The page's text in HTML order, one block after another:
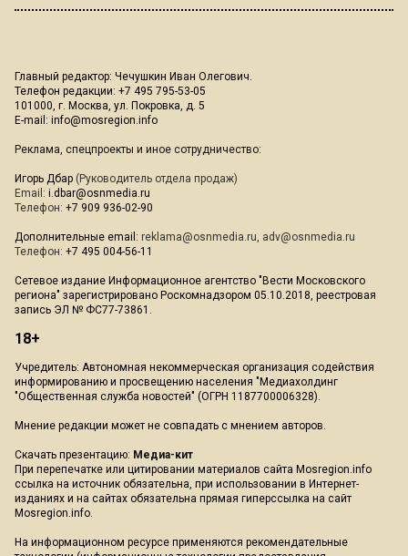
Главный редактор: Чечушкин Иван Олегович.
Телефон редакции: +7 495 795-53-05
101000, г. Москва, ул. Покровка, д. 5
E-mail: info@mosregion.info
Реклама, спецпроекты и иное сотрудничество:
Игорь Дбар (Руководитель отдела продаж)
Email: i.dbar@osnmedia.ru
Телефон: +7 909 936-02-90
Дополнительные email: reklama@osnmedia.ru, adv@osnmedia.ru
Телефон: +7 495 004-56-11
Сетевое издание Информационное агентство "Вести Московского
региона" зарегистрировано Роскомнадзором 05.10.2018, реестровая
запись ЭЛ № ФС77-73861.
18+
Учредитель: Автономная некоммерческая организация содействия
информированию и просвещению населения "Медиахолдинг
"Общественная служба новостей" (ОГРН 1187700006328).
Мнение редакции может не совпадать с мнением авторов.
Скачать презентацию: Медиа-кит
При перепечатке или цитировании материалов сайта Mosregion.info
ссылка на источник обязательна, при использовании в Интернет-
изданиях и на сайтах обязательна прямая гиперссылка на сайт
Mosregion.info.
На информационном ресурсе применяются рекомендательные